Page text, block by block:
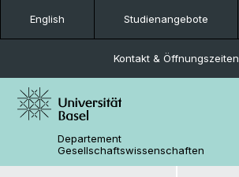
English Studienangebote
Kontakt & Öffnungszeiten
Departement
Gesellschaftswissenschaften